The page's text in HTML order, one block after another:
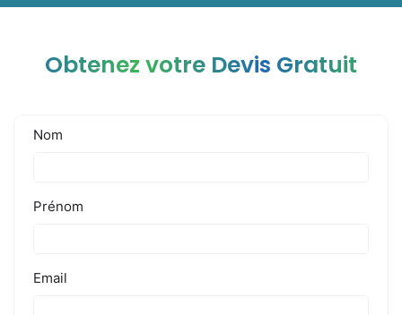
Obtenez votre Devis Gratuit